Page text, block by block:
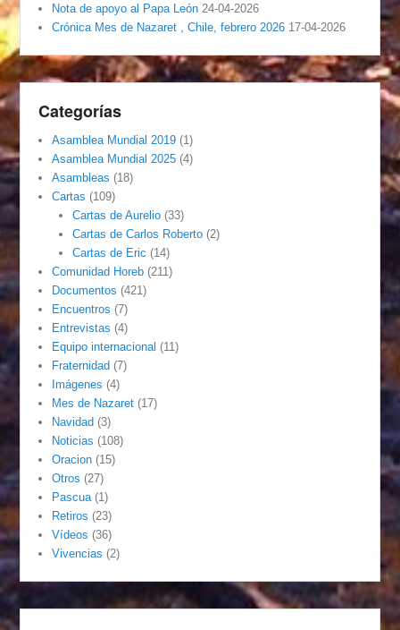
Nota de apoyo al Papa León 24-04-2026
Crónica Mes de Nazaret , Chile, febrero 2026 17-04-2026
Categorías
Asamblea Mundial 2019 (1)
Asamblea Mundial 2025 (4)
Asambleas (18)
Cartas (109)
Cartas de Aurelio(33)
Cartas de Carlos Roberto(2)
Cartas de Eric (14)
Comunidad Horeb (211)
Documentos (421)
Encuentros (7)
Entrevistas (4)
Equipo internacional (11)
Fraternidad (7)
Imágenes (4)
Mes de Nazaret (17)
Navidad (3)
Noticias (108)
Oracion (15)
Otros (27)
Pascua (1)
Retiros (23)
Vídeos (36)
Vivencias (2)